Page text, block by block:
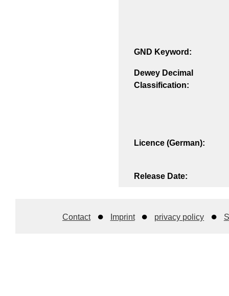
GND Keyword:
Dewey Decimal
Classification:
Licence (German):
Release Date:
Contact Imprint privacy policy